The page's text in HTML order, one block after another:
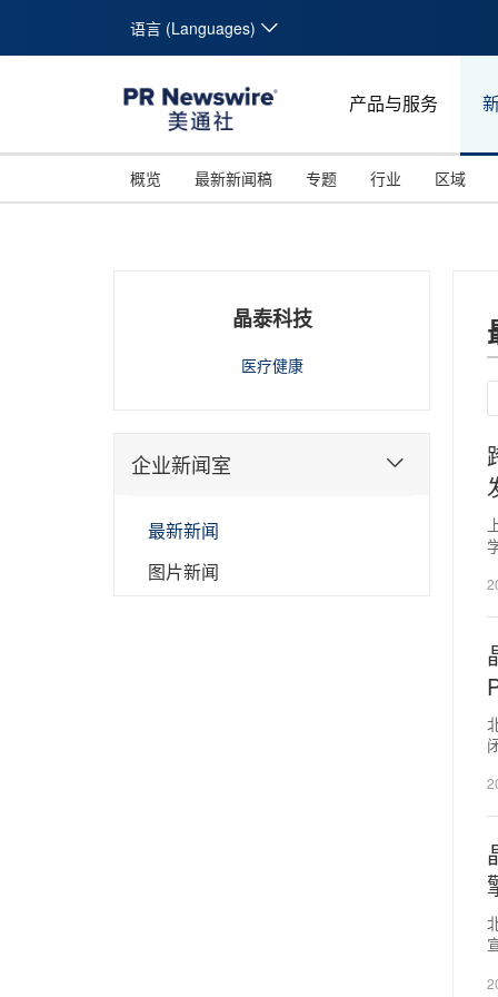
语言 (Languages)
产品与服务
概览 最新新闻稿 专题 行业 区域
晶泰科技
医疗健康
企业新闻室
最新新闻
图片新闻